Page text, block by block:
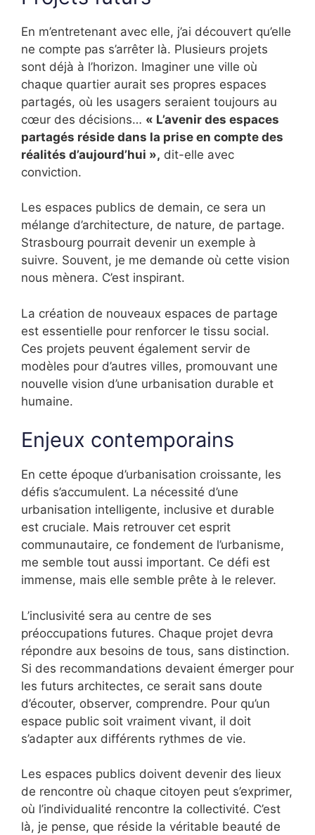
En m’entretenant avec elle, j’ai découvert qu’elle
ne compte pas s’arrêter là. Plusieurs projets
sont déjà à l’horizon. Imaginer une ville où
chaque quartier aurait ses propres espaces
partagés, où les usagers seraient toujours au
cœur des décisions… « L’avenir des espaces
partagés réside dans la prise en compte des
réalités d’aujourd’hui », dit-elle avec
conviction.
Les espaces publics de demain, ce sera un
mélange d’architecture, de nature, de partage.
Strasbourg pourrait devenir un exemple à
suivre. Souvent, je me demande où cette vision
nous mènera. C’est inspirant.
La création de nouveaux espaces de partage
est essentielle pour renforcer le tissu social.
Ces projets peuvent également servir de
modèles pour d’autres villes, promouvant une
nouvelle vision d’une urbanisation durable et
humaine.
Enjeux contemporains
En cette époque d’urbanisation croissante, les
défis s’accumulent. La nécessité d’une
urbanisation intelligente, inclusive et durable
est cruciale. Mais retrouver cet esprit
communautaire, ce fondement de l’urbanisme,
me semble tout aussi important. Ce défi est
immense, mais elle semble prête à le relever.
L’inclusivité sera au centre de ses
préoccupations futures. Chaque projet devra
répondre aux besoins de tous, sans distinction.
Si des recommandations devaient émerger pour
les futurs architectes, ce serait sans doute
d’écouter, observer, comprendre. Pour qu’un
espace public soit vraiment vivant, il doit
s’adapter aux différents rythmes de vie.
Les espaces publics doivent devenir des lieux
de rencontre où chaque citoyen peut s’exprimer,
où l’individualité rencontre la collectivité. C’est
là, je pense, que réside la véritable beauté de